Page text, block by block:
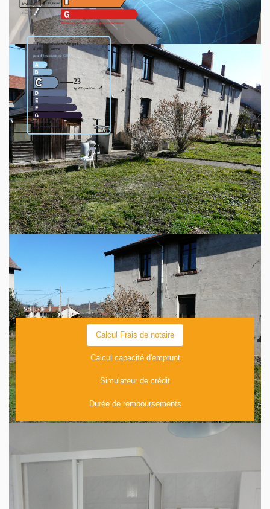
Logement à consommation énergétique excessive. Montant
estimé des dépenses annuelles d'énergie pour un usage
standard entre 1750€ et 2390€. indexées aux années
2021,2022 et 2023 (abonnement compris).
Découvrez votre futur quartier
Avec votre expert AGENCE BAT'S
Calcul Frais de notaire
Calcul capacité d'emprunt
Simulateur de crédit
Durée de remboursements